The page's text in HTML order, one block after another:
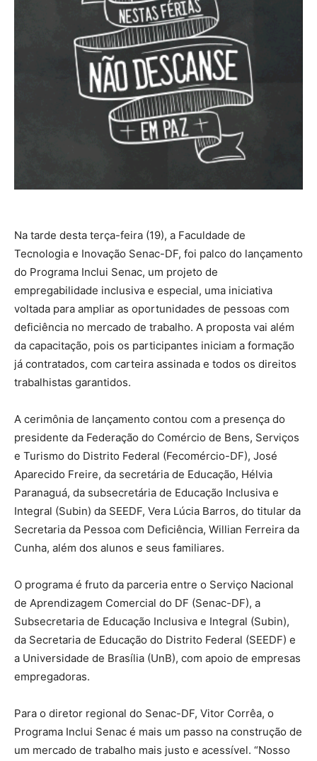
Na tarde desta terça-feira (19), a Faculdade de
Tecnologia e Inovação Senac-DF, foi palco do lançamento
do Programa Inclui Senac, um projeto de
empregabilidade inclusiva e especial, uma iniciativa
voltada para ampliar as oportunidades de pessoas com
deficiência no mercado de trabalho. A proposta vai além
da capacitação, pois os participantes iniciam a formação
já contratados, com carteira assinada e todos os direitos
trabalhistas garantidos.
A cerimônia de lançamento contou com a presença do
presidente da Federação do Comércio de Bens, Serviços
e Turismo do Distrito Federal (Fecomércio-DF), José
Aparecido Freire, da secretária de Educação, Hélvia
Paranaguá, da subsecretária de Educação Inclusiva e
Integral (Subin) da SEEDF, Vera Lúcia Barros, do titular da
Secretaria da Pessoa com Deficiência, Willian Ferreira da
Cunha, além dos alunos e seus familiares.
O programa é fruto da parceria entre o Serviço Nacional
de Aprendizagem Comercial do DF (Senac-DF), a
Subsecretaria de Educação Inclusiva e Integral (Subin),
da Secretaria de Educação do Distrito Federal (SEEDF) e
a Universidade de Brasília (UnB), com apoio de empresas
empregadoras.
Para o diretor regional do Senac-DF, Vitor Corrêa, o
Programa Inclui Senac é mais um passo na construção de
um mercado de trabalho mais justo e acessível. “Nosso